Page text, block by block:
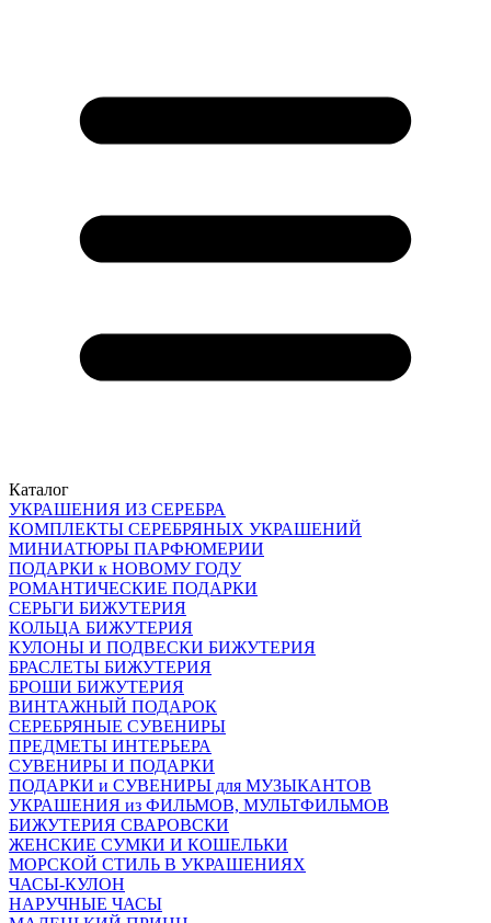
Каталог
УКРАШЕНИЯ ИЗ СЕРЕБРА
КОМПЛЕКТЫ СЕРЕБРЯНЫХ УКРАШЕНИЙ
МИНИАТЮРЫ ПАРФЮМЕРИИ
ПОДАРКИ к НОВОМУ ГОДУ
РОМАНТИЧЕСКИЕ ПОДАРКИ
СЕРЬГИ БИЖУТЕРИЯ
КОЛЬЦА БИЖУТЕРИЯ
КУЛОНЫ И ПОДВЕСКИ БИЖУТЕРИЯ
БРАСЛЕТЫ БИЖУТЕРИЯ
БРОШИ БИЖУТЕРИЯ
ВИНТАЖНЫЙ ПОДАРОК
СЕРЕБРЯНЫЕ СУВЕНИРЫ
ПРЕДМЕТЫ ИНТЕРЬЕРА
СУВЕНИРЫ И ПОДАРКИ
ПОДАРКИ и СУВЕНИРЫ для МУЗЫКАНТОВ
УКРАШЕНИЯ из ФИЛЬМОВ, МУЛЬТФИЛЬМОВ
БИЖУТЕРИЯ СВАРОВСКИ
ЖЕНСКИЕ СУМКИ И КОШЕЛЬКИ
МОРСКОЙ СТИЛЬ В УКРАШЕНИЯХ
ЧАСЫ-КУЛОН
НАРУЧНЫЕ ЧАСЫ